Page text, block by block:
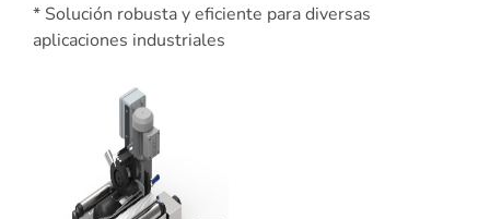
* Solución robusta y eficiente para diversas
aplicaciones industriales